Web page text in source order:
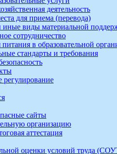
деятельность
для приема (перевода)
виды материальной
сотрудничество
в образовательной
стандарты и требования
сайты
организацию
аттестация
оценки условий труда